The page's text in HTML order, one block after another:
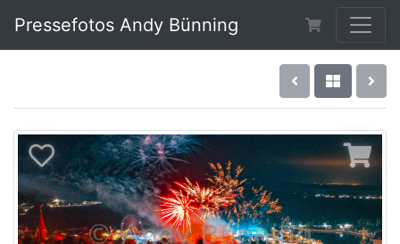
Pressefotos Andy Bünning